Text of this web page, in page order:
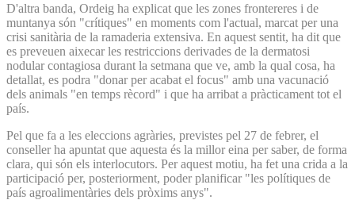
D'altra banda, Ordeig ha explicat que les zones frontereres i de
muntanya són "crítiques" en moments com l'actual, marcat per una
crisi sanitària de la ramaderia extensiva. En aquest sentit, ha dit que
es preveuen aixecar les restriccions derivades de la dermatosi
nodular contagiosa durant la setmana que ve, amb la qual cosa, ha
detallat, es podra "donar per acabat el focus" amb una vacunació
dels animals "en temps rècord" i que ha arribat a pràcticament tot el
país.
Pel que fa a les eleccions agràries, previstes pel 27 de febrer, el
conseller ha apuntat que aquesta és la millor eina per saber, de forma
clara, qui són els interlocutors. Per aquest motiu, ha fet una crida a la
participació per, posteriorment, poder planificar "les polítiques de
país agroalimentàries dels pròxims anys".